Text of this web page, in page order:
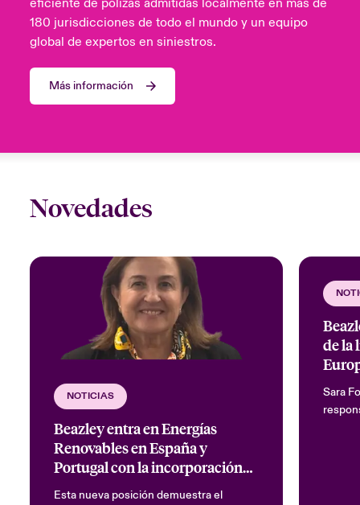
eficiente de pólizas admitidas localmente en más de
180 jurisdicciones de todo el mundo y un equipo
global de expertos en siniestros.
Más información
Novedades
NOTICIAS
Beazley entra en Energías
Renovables en España y
Portugal con la incorporación
de Teresa Merino
Esta nueva posición demuestra el
de la
Sara